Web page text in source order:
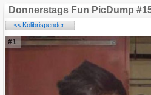
Donnerstags Fun PicDump
<< Kolibrispender
#1